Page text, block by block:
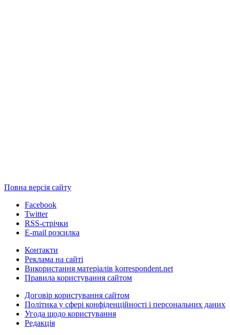
Повна версія сайту
Facebook
Twitter
RSS-стрічки
E-mail розсилка
Контакти
Реклама на сайті
Використання матеріалів korrespondent.net
Правила користування сайтом
Договір користування сайтом
Політика у сфері конфіденційності і персональних даних
Угода щодо користування
Редакція